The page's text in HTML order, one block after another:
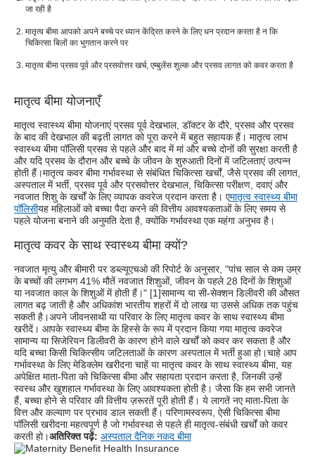
मातृत्व बीमा खरीदने के लाभ
मातृत्व बीमा लेने का सबसे अच्छा समय कब है?
जा रही है
मातृत्व बीमा आपको अपने बच्चे पर ध्यान केंद्रित करने के लिए धन प्रदान करता है न कि
चिकित्सा बिलों का भुगतान करने पर
मातृत्व बीमा प्रसव पूर्व और प्रसवोत्तर खर्च, एम्बुलेंस शुल्क और प्रसव लागत को कवर करता है
मातृत्व बीमा योजनाएँ
मातृत्व स्वास्थ्य बीमा योजनाएं प्रसव पूर्व देखभाल, डॉक्टर के दौरे, प्रसव और प्रसव
के बाद की देखभाल की बढ़ती लागत को पूरा करने में बहुत सहायक हैं। मातृत्व लाभ
स्वास्थ्य बीमा पॉलिसी प्रसव से पहले और बाद में मां और बच्चे दोनों की सुरक्षा करती है
और यदि प्रसव के दौरान और बच्चे के जीवन के शुरुआती दिनों में जटिलताएं उत्पन्न
होती हैं।मातृत्व कवर बीमा गर्भावस्था से संबंधित चिकित्सा खर्चों, जैसे प्रसव की लागत,
अस्पताल में भर्ती, प्रसव पूर्व और प्रसवोत्तर देखभाल, चिकित्सा परीक्षण, दवाएं और
नवजात शिशु के खर्चों के लिए व्यापक कवरेज प्रदान करता है। एमातृत्व स्वास्थ्य बीमा
पॉलिसीयह महिलाओं को बच्चा पैदा करने की वित्तीय आवश्यकताओं के लिए समय से
पहले योजना बनाने की अनुमति देता है, क्योंकि गर्भावस्था एक महंगा अनुभव है।
मातृत्व कवर के साथ स्वास्थ्य बीमा क्यों?
नवजात मृत्यु और बीमारी पर डब्ल्यूएचओ की रिपोर्ट के अनुसार, "पांच साल से कम उम्र
के बच्चों की लगभग 41% मौतें नवजात शिशुओं, जीवन के पहले 28 दिनों के शिशुओं
या नवजात काल के शिशुओं में होती हैं।" [1]सामान्य या सी-सेक्शन डिलीवरी की औसत
लागत बढ़ जाती है और अधिकांश भारतीय शहरों में दो लाख या उससे अधिक तक पहुंच
सकती है।अपने जीवनसाथी या परिवार के लिए मातृत्व कवर के साथ स्वास्थ्य बीमा
खरीदें। आपके स्वास्थ्य बीमा के हिस्से के रूप में प्रदान किया गया मातृत्व कवरेज
सामान्य या सिजेरियन डिलीवरी के कारण होने वाले खर्चों को कवर कर सकता है और
यदि बच्चा किसी चिकित्सीय जटिलताओं के कारण अस्पताल में भर्ती हुआ हो।चाहे आप
गर्भावस्था के लिए मेडिक्लेम खरीदना चाहें या मातृत्व कवर के साथ स्वास्थ्य बीमा, यह
अपेक्षित माता-पिता को चिकित्सा बीमा और सहायता प्रदान करता है, जिनकी उन्हें
स्वस्थ और खुशहाल गर्भावस्था के लिए आवश्यकता होती है। जैसा कि हम सभी जानते
हैं, बच्चा होने से परिवार की वित्तीय ज़रूरतें पूरी होती हैं। ये लागतें नए माता-पिता के
वित्त और कल्याण पर प्रभाव डाल सकती हैं। परिणामस्वरूप, ऐसी चिकित्सा बीमा
पॉलिसी खरीदना महत्वपूर्ण है जो गर्भावस्था से पहले ही मातृत्व-संबंधी खर्चों को कवर
करती हो।अतिरिक्त पढ़ें: अस्पताल दैनिक नकद बीमा